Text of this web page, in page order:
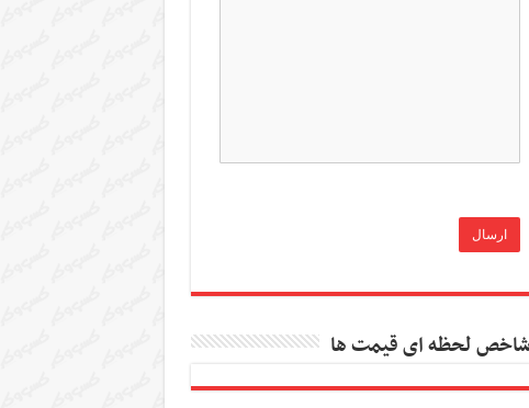
لحظه ای قیمت ها